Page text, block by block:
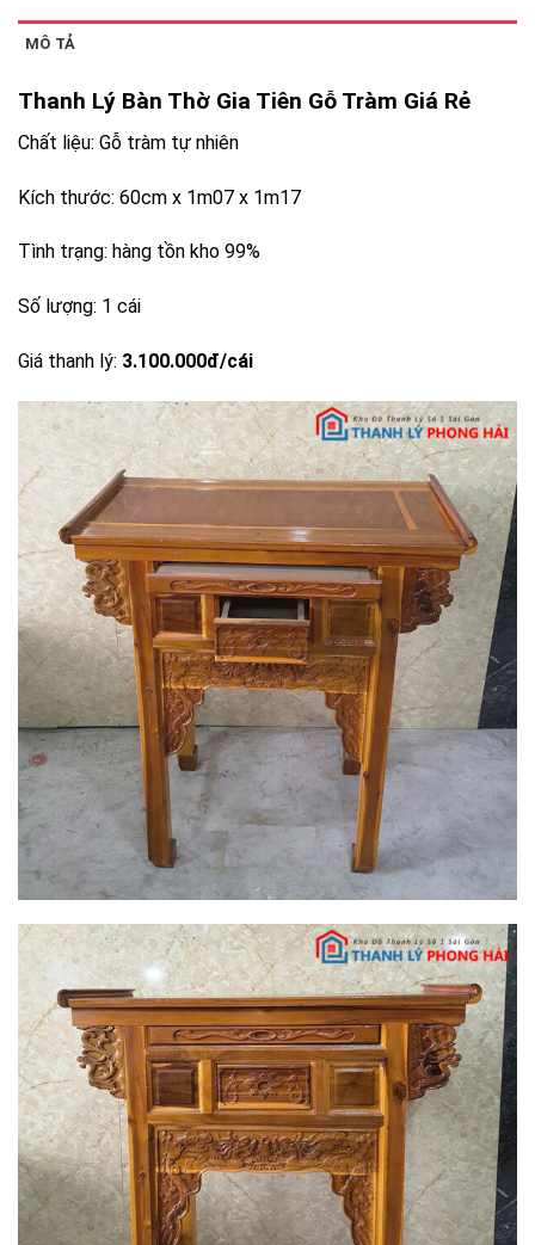
MÔ TẢ
Thanh Lý Bàn Thờ Gia Tiên Gỗ Tràm Giá Rẻ
Chất liệu: Gỗ tràm tự nhiên
Kích thước: 60cm x 1m07 x 1m17
Tình trạng: hàng tồn kho 99%
Số lượng: 1 cái
Giá thanh lý: 3.100.000đ/cái